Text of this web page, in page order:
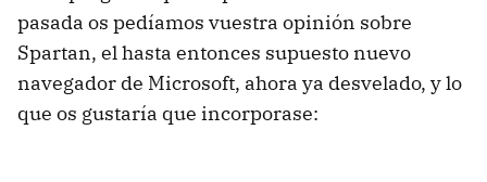
pasada os pedíamos vuestra opinión sobre
Spartan, el hasta entonces supuesto nuevo
navegador de Microsoft, ahora ya desvelado, y lo
que os gustaría que incorporase: